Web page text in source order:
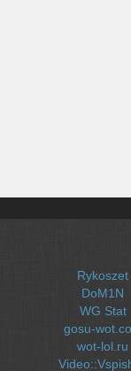
Rykoszet
DoM1N
WG Stat
gosu-
wot-lol.ru